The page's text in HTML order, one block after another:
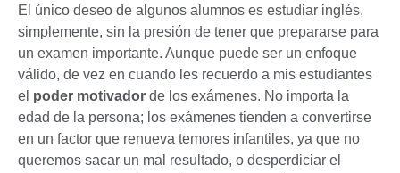
El único deseo de algunos alumnos es estudiar inglés,
simplemente, sin la presión de tener que prepararse para
un examen importante. Aunque puede ser un enfoque
válido, de vez en cuando les recuerdo a mis estudiantes
el poder motivador de los exámenes. No importa la
edad de la persona; los exámenes tienden a convertirse
en un factor que renueva temores infantiles, ya que no
queremos sacar un mal resultado, o desperdiciar el